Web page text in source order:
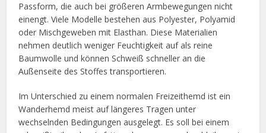
Passform, die auch bei größeren Armbewegungen nicht
einengt. Viele Modelle bestehen aus Polyester, Polyamid
oder Mischgeweben mit Elasthan. Diese Materialien
nehmen deutlich weniger Feuchtigkeit auf als reine
Baumwolle und können Schweiß schneller an die
Außenseite des Stoffes transportieren.
Im Unterschied zu einem normalen Freizeithemd ist ein
Wanderhemd meist auf längeres Tragen unter
wechselnden Bedingungen ausgelegt. Es soll bei einem